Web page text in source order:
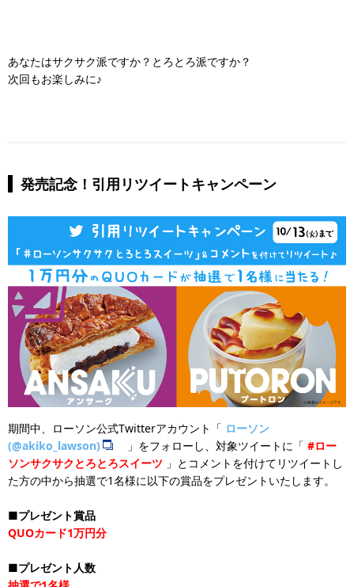
あなたはサクサク派ですか？とろとろ派ですか？
次回もお楽しみに♪
発売記念！引用リツイートキャンペーン
期間中、ローソン公式Twitterアカウント「 ローソン
(@akiko_lawson)
」をフォローし、対象ツイートに「 #ロー
ソンサクサクとろとろスイーツ 」とコメントを付けてリツイートし
た方の中から抽選で1名様に以下の賞品をプレゼントいたします。
■プレゼント賞品
QUOカード1万円分
■プレゼント人数